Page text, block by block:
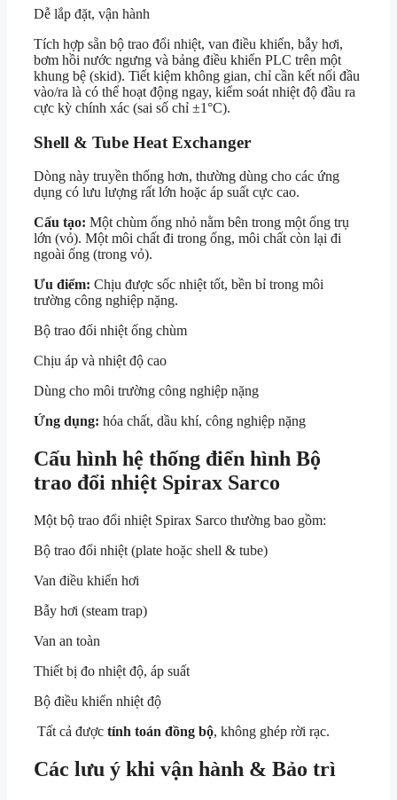
Dễ lắp đặt, vận hành
Tích hợp sẵn bộ trao đổi nhiệt, van điều khiển, bẫy hơi,
bơm hồi nước ngưng và bảng điều khiển PLC trên một
khung bệ (skid). Tiết kiệm không gian, chỉ cần kết nối đầu
vào/ra là có thể hoạt động ngay, kiểm soát nhiệt độ đầu ra
cực kỳ chính xác (sai số chỉ ±1°C).
Shell & Tube Heat Exchanger
Dòng này truyền thống hơn, thường dùng cho các ứng
dụng có lưu lượng rất lớn hoặc áp suất cực cao.
Cấu tạo: Một chùm ống nhỏ nằm bên trong một ống trụ
lớn (vỏ). Một môi chất đi trong ống, môi chất còn lại đi
ngoài ống (trong vỏ).
Ưu điểm: Chịu được sốc nhiệt tốt, bền bỉ trong môi
trường công nghiệp nặng.
Bộ trao đổi nhiệt ống chùm
Chịu áp và nhiệt độ cao
Dùng cho môi trường công nghiệp nặng
Ứng dụng: hóa chất, dầu khí, công nghiệp nặng
Cấu hình hệ thống điển hình Bộ
trao đổi nhiệt Spirax Sarco
Một bộ trao đổi nhiệt Spirax Sarco thường bao gồm:
Bộ trao đổi nhiệt (plate hoặc shell & tube)
Van điều khiển hơi
Bẫy hơi (steam trap)
Van an toàn
Thiết bị đo nhiệt độ, áp suất
Bộ điều khiển nhiệt độ
Tất cả được tính toán đồng bộ, không ghép rời rạc.
Các lưu ý khi vận hành & Bảo trì